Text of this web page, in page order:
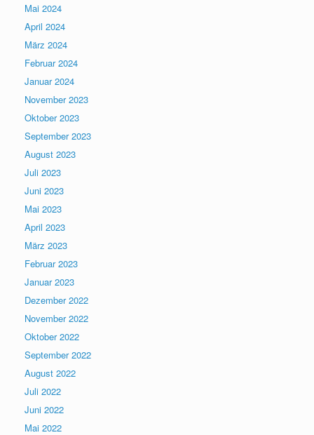
Mai 2024
April 2024
März 2024
Februar 2024
Januar 2024
November 2023
Oktober 2023
September 2023
August 2023
Juli 2023
Juni 2023
Mai 2023
April 2023
März 2023
Februar 2023
Januar 2023
Dezember 2022
November 2022
Oktober 2022
September 2022
August 2022
Juli 2022
Juni 2022
Mai 2022